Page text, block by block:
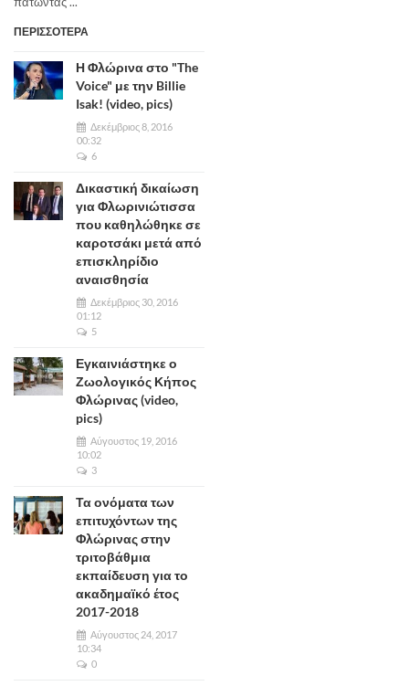
ΠΕΡΙΣΣΟΤΕΡΑ
Η Φλώρινα στο "The
Voice" με την Billie
Isak! (video, pics)
Δεκέμβριος 8, 2016
00:32
6
Δικαστική δικαίωση
για Φλωρινιώτισσα
που καθηλώθηκε σε
καροτσάκι μετά από
επισκληρίδιο
αναισθησία
Δεκέμβριος 30, 2016
01:12
5
Εγκαινιάστηκε ο
Ζωολογικός Κήπος
Φλώρινας (video,
pics)
Αύγουστος 19, 2016
10:02
3
Τα ονόματα των
επιτυχόντων της
Φλώρινας στην
τριτοβάθμια
εκπαίδευση για το
ακαδημαϊκό έτος
2017-2018
Αύγουστος 24, 2017
10:34
0